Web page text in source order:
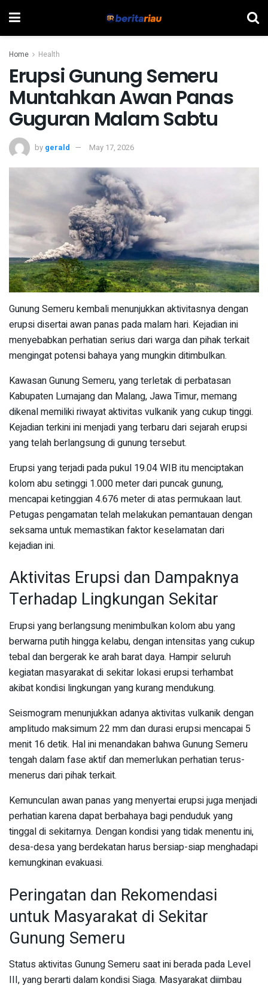
Home Health
Erupsi Gunung Semeru
Muntahkan Awan Panas
Guguran Malam Sabtu
by gerald May 17, 2026
Gunung Semeru kembali menunjukkan aktivitasnya dengan
erupsi disertai awan panas pada malam hari. Kejadian ini
menyebabkan perhatian serius dari warga dan pihak terkait
mengingat potensi bahaya yang mungkin ditimbulkan.
Kawasan Gunung Semeru, yang terletak di perbatasan
Kabupaten Lumajang dan Malang, Jawa Timur, memang
dikenal memiliki riwayat aktivitas vulkanik yang cukup tinggi.
Kejadian terkini ini menjadi yang terbaru dari sejarah erupsi
yang telah berlangsung di gunung tersebut.
Erupsi yang terjadi pada pukul 19.04 WIB itu menciptakan
kolom abu setinggi 1.000 meter dari puncak gunung,
mencapai ketinggian 4.676 meter di atas permukaan laut.
Petugas pengamatan telah melakukan pemantauan dengan
seksama untuk memastikan faktor keselamatan dari
kejadian ini.
Aktivitas Erupsi dan Dampaknya
Terhadap Lingkungan Sekitar
Erupsi yang berlangsung menimbulkan kolom abu yang
berwarna putih hingga kelabu, dengan intensitas yang cukup
tebal dan bergerak ke arah barat daya. Hampir seluruh
kegiatan masyarakat di sekitar lokasi erupsi terhambat
akibat kondisi lingkungan yang kurang mendukung.
Seismogram menunjukkan adanya aktivitas vulkanik dengan
amplitudo maksimum 22 mm dan durasi erupsi mencapai 5
menit 16 detik. Hal ini menandakan bahwa Gunung Semeru
tengah dalam fase aktif dan memerlukan perhatian terus-
menerus dari pihak terkait.
Kemunculan awan panas yang menyertai erupsi juga menjadi
perhatian karena dapat berbahaya bagi penduduk yang
tinggal di sekitarnya. Dengan kondisi yang tidak menentu ini,
desa-desa yang berdekatan harus bersiap-siap menghadapi
kemungkinan evakuasi.
Peringatan dan Rekomendasi
untuk Masyarakat di Sekitar
Gunung Semeru
Status aktivitas Gunung Semeru saat ini berada pada Level
III, yang berarti dalam kondisi Siaga. Masyarakat diimbau